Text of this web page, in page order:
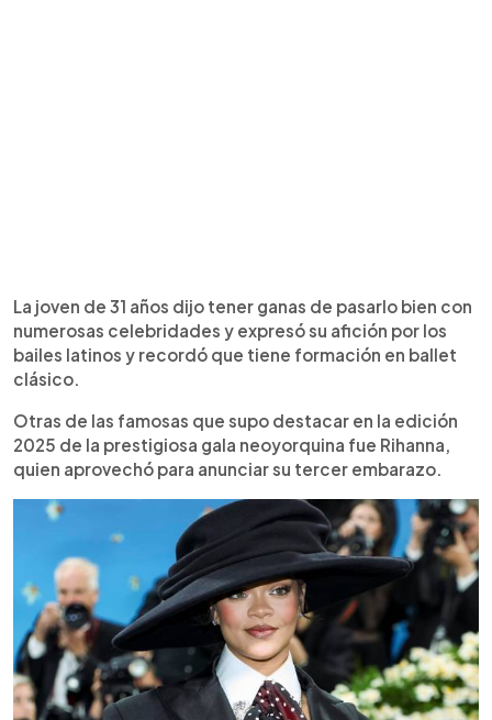
La joven de 31 años dijo tener ganas de pasarlo bien con
numerosas celebridades y expresó su afición por los
bailes latinos y recordó que tiene formación en ballet
clásico.
Otras de las famosas que supo destacar en la edición
2025 de la prestigiosa gala neoyorquina fue Rihanna,
quien aprovechó para anunciar su tercer embarazo.